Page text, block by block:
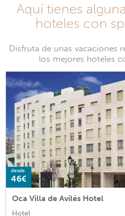
Aquí tienes
hoteles con
Disfruta de unas vacaciones
los mejores hoteles
desde
46€
Oca Villa de Avilés Hotel
Hotel